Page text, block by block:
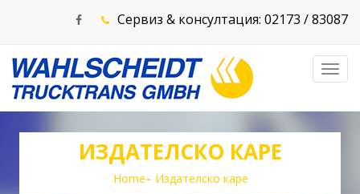
Сервиз & консултация: 02173 / 83087
ИЗДАТЕЛСКО КАРЕ
Home Издателско каре